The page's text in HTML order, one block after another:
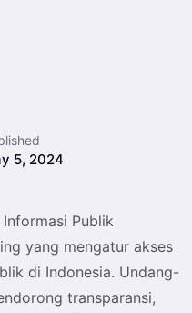
5, 2024
Publik
yang mengatur akses
di Indonesia. Undang-
transparansi,